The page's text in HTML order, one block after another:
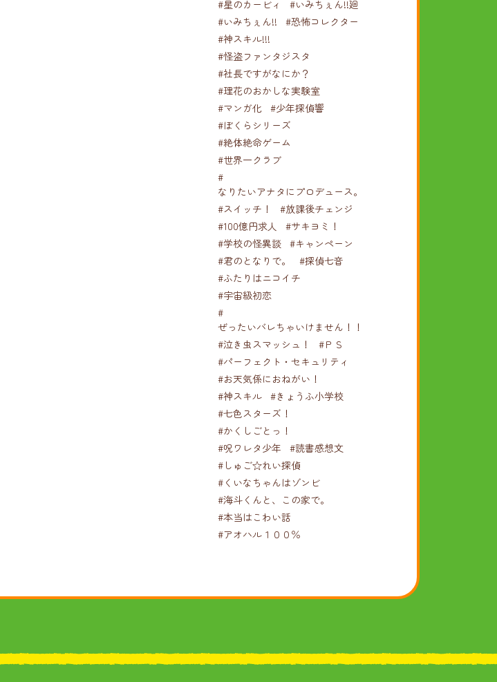
#星のカービィ
#いみちぇん!!廻
#いみちぇん!!
#恐怖コレクター
#神スキル!!!
#怪盗ファンタジスタ
#社長ですがなにか？
#理花のおかしな実験室
#マンガ化 #少年探偵響
#ぼくらシリーズ
#絶体絶命ゲーム
#世界一クラブ
#
なりたいアナタにプロデュース。
#スイッチ！
#放課後チェンジ
#100億円求人
#サキヨミ！
#学校の怪異談 #キャンペーン
#君のとなりで。
#探偵七音
#ふたりはニコイチ
#宇宙級初恋
#
ぜったいバレちゃいけません！！！
#泣き虫スマッシュ！
#ＰＳ
#パーフェクト・セキュリティ
#お天気係におねがい！
#神スキル #きょうふ小学校
#七色スターズ！
#かくしごとっ！
#呪ワレタ少年
#読書感想文
#しゅご☆れい探偵
#くいなちゃんはゾンビ
#海斗くんと、この家で。
#本当はこわい話
#アオハル１００％